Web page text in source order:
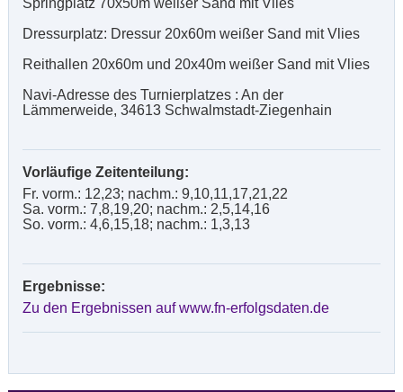
Springplatz 70x50m weißer Sand mit Vlies
Dressurplatz: Dressur 20x60m weißer Sand mit Vlies
Reithallen 20x60m und 20x40m weißer Sand mit Vlies
Navi-Adresse des Turnierplatzes : An der
Lämmerweide, 34613 Schwalmstadt-Ziegenhain
Vorläufige Zeitenteilung:
Fr. vorm.: 12,23; nachm.: 9,10,11,17,21,22
Sa. vorm.: 7,8,19,20; nachm.: 2,5,14,16
So. vorm.: 4,6,15,18; nachm.: 1,3,13
Ergebnisse:
Zu den Ergebnissen auf www.fn-erfolgsdaten.de